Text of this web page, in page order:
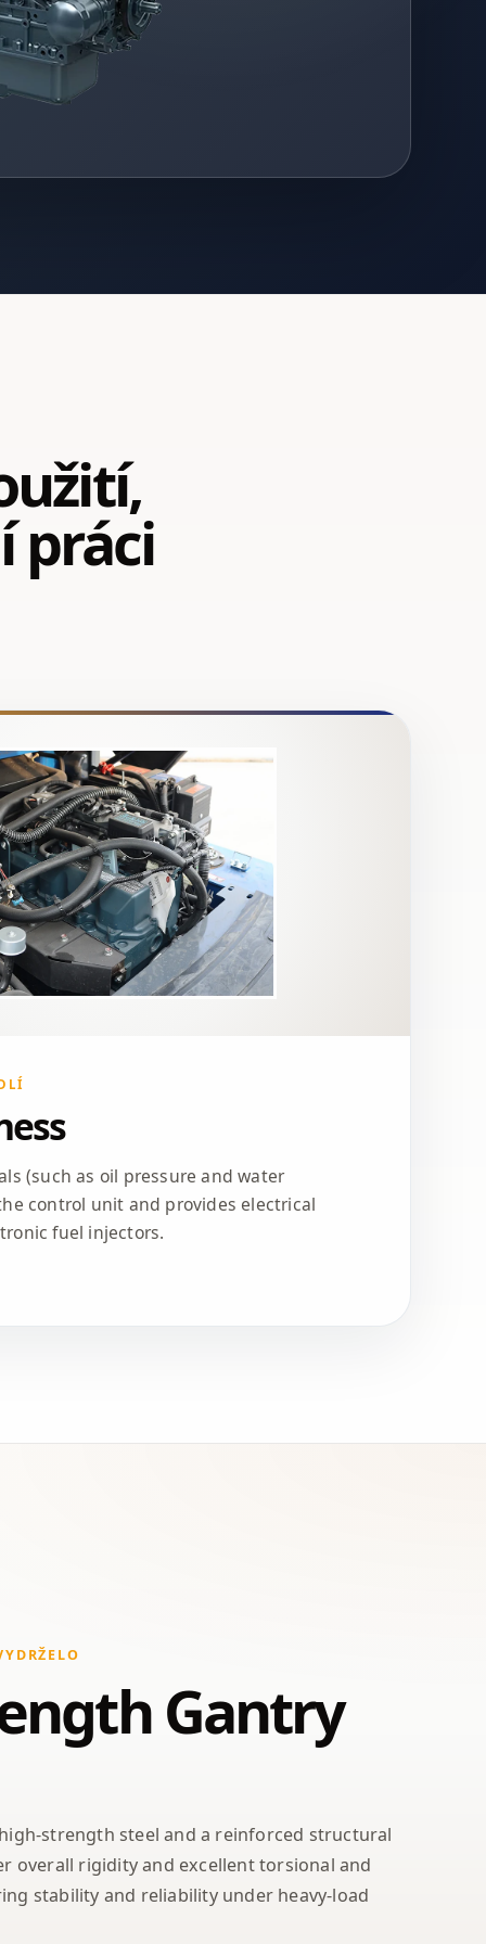
práci
(such as oil pressure and water
control unit and provides electrical
fuel injectors.
Gantry
strength steel and a reinforced structural
overall rigidity and excellent torsional and
stability and reliability under heavy-load